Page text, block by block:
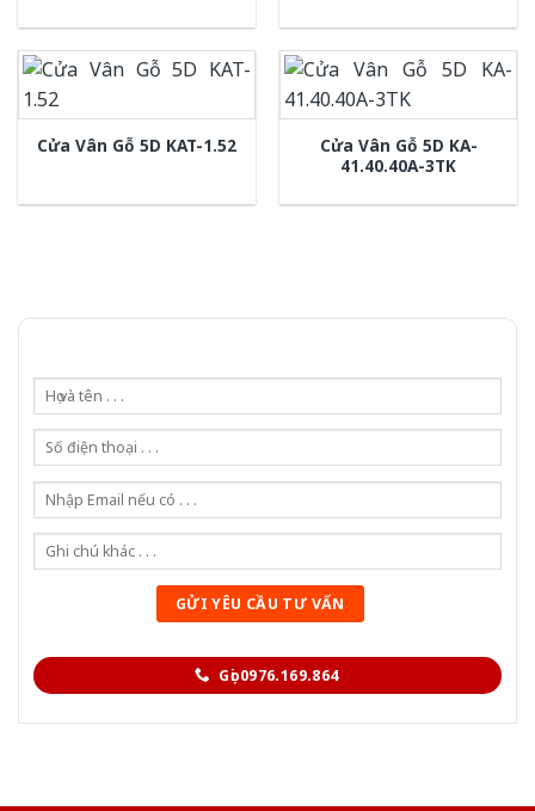
Cửa Vân Gỗ 5D KAT-1.52
Cửa Vân Gỗ 5D KA-
41.40.40A-3TK
Gọi 0976.169.864